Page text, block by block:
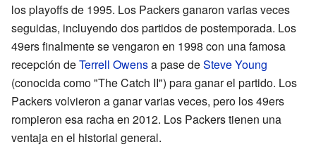
los playoffs de 1995. Los Packers ganaron varias veces
seguidas, incluyendo dos partidos de postemporada. Los
49ers finalmente se vengaron en 1998 con una famosa
recepción deTerrell Owensa pase deSteve Young
(conocida como "The Catch II") para ganar el partido. Los
Packers volvieron a ganar varias veces, pero los 49ers
rompieron esa racha en 2012. Los Packers tienen una
ventaja en el historial general.